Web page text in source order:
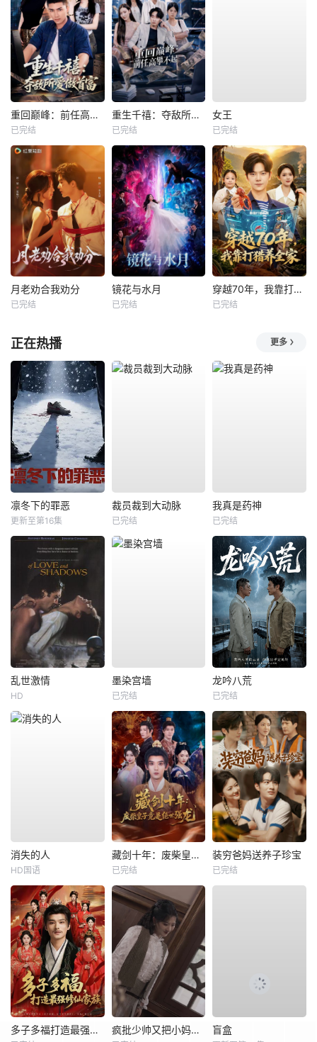
重回巅峰：前任高攀不起
已完结
重生千禧：夺敌所爱做首富
已完结
女王
已完结
月老劝合我劝分
已完结
镜花与水月
已完结
穿越70年，我靠打猎养全家
已完结
正在热播 更多
凛冬下的罪恶
更新至第16集
裁员裁到大动脉
已完结
我真是药神
已完结
乱世激情
HD
墨染宫墙
已完结
龙吟八荒
已完结
消失的人
HD国语
藏剑十年：废柴皇子竟是绝世强龙
已完结
装穷爸妈送养子珍宝
已完结
多子多福打造最强修仙家族 疯批少帅又把小妈沉塘了 盲盒